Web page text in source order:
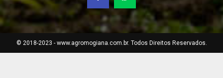
© 2018-2023 - www.agromogiana.com.br. Todos Direitos Reservados.